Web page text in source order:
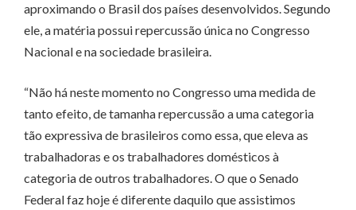
aproximando o Brasil dos países desenvolvidos. Segundo
ele, a matéria possui repercussão única no Congresso
Nacional e na sociedade brasileira.
“Não há neste momento no Congresso uma medida de
tanto efeito, de tamanha repercussão a uma categoria
tão expressiva de brasileiros como essa, que eleva as
trabalhadoras e os trabalhadores domésticos à
categoria de outros trabalhadores. O que o Senado
Federal faz hoje é diferente daquilo que assistimos